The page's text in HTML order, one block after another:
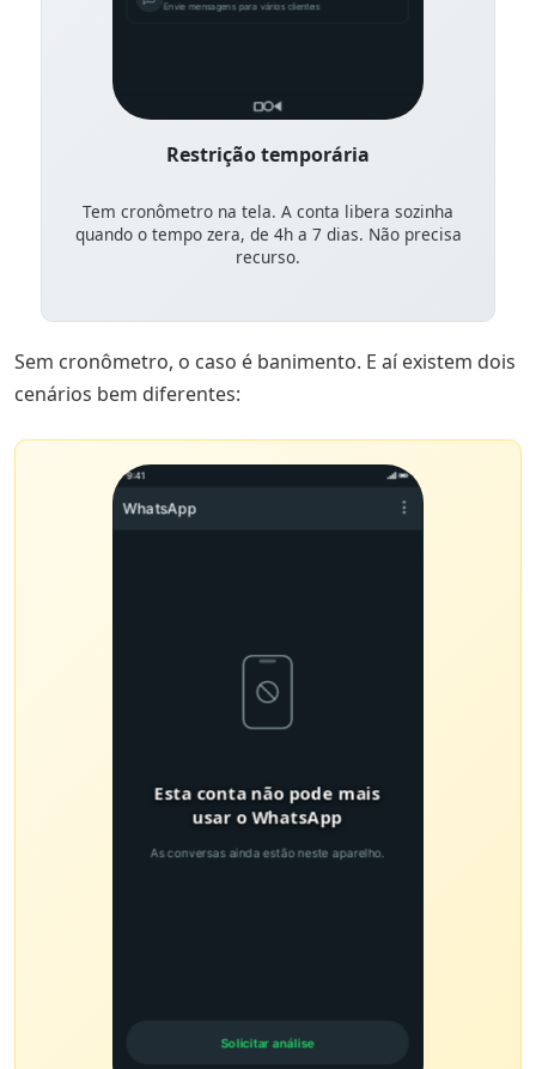
Envie mensagens para vários clientes
Restrição temporária
Tem cronômetro na tela. A conta libera sozinha
quando o tempo zera, de 4h a 7 dias. Não precisa
recurso.
Sem cronômetro, o caso é banimento. E aí existem dois
cenários bem diferentes:
9:41
WhatsApp
Esta conta não pode mais
usar o WhatsApp
As conversas ainda estão neste aparelho.
Solicitar análise